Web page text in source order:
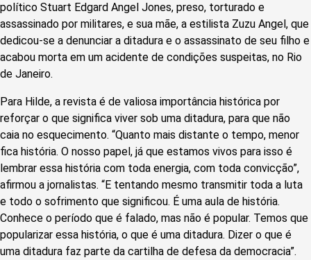
político Stuart Edgard Angel Jones, preso, torturado e
assassinado por militares, e sua mãe, a estilista Zuzu Angel, que
dedicou-se a denunciar a ditadura e o assassinato de seu filho e
acabou morta em um acidente de condições suspeitas, no Rio
de Janeiro.
Para Hilde, a revista é de valiosa importância histórica por
reforçar o que significa viver sob uma ditadura, para que não
caia no esquecimento. “Quanto mais distante o tempo, menor
fica história. O nosso papel, já que estamos vivos para isso é
lembrar essa história com toda energia, com toda convicção”,
afirmou a jornalistas. “E tentando mesmo transmitir toda a luta
e todo o sofrimento que significou. É uma aula de história.
Conhece o período que é falado, mas não é popular. Temos que
popularizar essa história, o que é uma ditadura. Dizer o que é
uma ditadura faz parte da cartilha de defesa da democracia”.